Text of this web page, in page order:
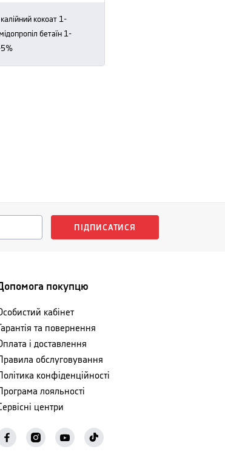
бетаїн 1-
ПІДПИСАТИСЯ
покупцю
кабінет
Гарантія та повернення
і доставлення
Правила обслуговування
Політика конфіденційності
Програма лояльності
центри